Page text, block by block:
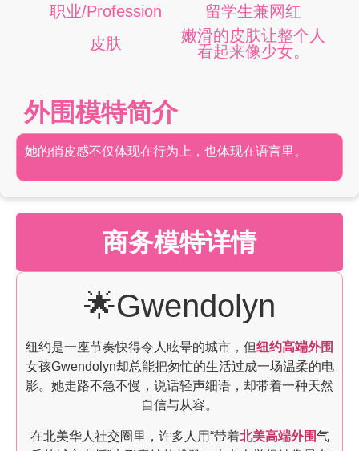
职业/Profession
留学生兼网红
皮肤
嫩滑的皮肤让整个人
看起来像少女。
外围模特简介
她的俏皮感不仅体现在行为上，也体现在语言里。
商务模特详情
🌟Gwendolyn
纽约是一座节奏快得令人眩晕的城市，但纽约高端外围
女孩Gwendolyn却总能把匆忙的生活过成一场温柔的电
影。她走路不急不慢，说话轻声细语，却带着一种天然
自信与从容。
在北美华人社交圈里，许多人用“带着北美高端外围气